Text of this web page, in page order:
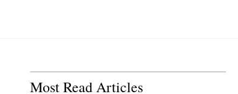
Most Read Articles